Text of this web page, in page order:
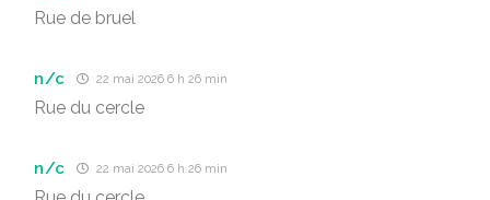
Rue de bruel
n/c 22 mai 2026 6 h 26 min
Rue du cercle
n/c 22 mai 2026 6 h 26 min